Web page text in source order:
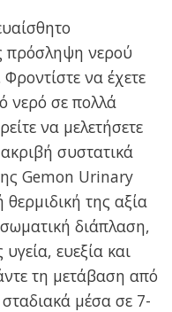
πρόσληψη νερού
Φροντίστε να έχετε
νερό σε πολλά
να μελετήσετε
συστατικά
Gemon Urinary
της αξία
διάπλαση,
ευεξία και
τη μετάβαση από
μέσα σε 7-